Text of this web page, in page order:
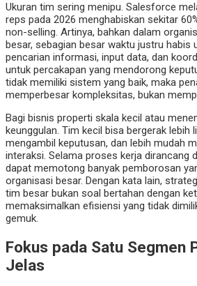
Ukuran tim sering menipu. Salesforce
reps pada 2026 menghabiskan sekitar
non-selling. Artinya, bahkan dalam
besar, sebagian besar waktu justru habis
pencarian informasi, input data, dan
untuk percakapan yang mendorong
tidak memiliki sistem yang baik, maka
memperbesar kompleksitas, bukan
Bagi bisnis properti skala kecil atau
keunggulan. Tim kecil bisa bergerak lebih
mengambil keputusan, dan lebih mudah
interaksi. Selama proses kerja dirancang
dapat memotong banyak pemborosan
organisasi besar. Dengan kata lain,
tim besar bukan soal bertahan dengan
memaksimalkan efisiensi yang tidak
gemuk.
Fokus pada Satu Segmen
Jelas